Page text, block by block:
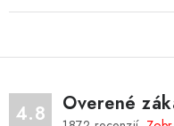
4.8 Overené